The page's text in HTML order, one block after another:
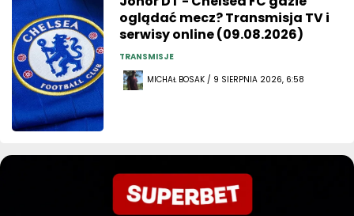
oglądać mecz? Transmisja TV i
serwisy online (09.08.2026)
TRANSMISJE
MICHAŁ BOSAK / 9 SIERPNIA 2026, 6:58